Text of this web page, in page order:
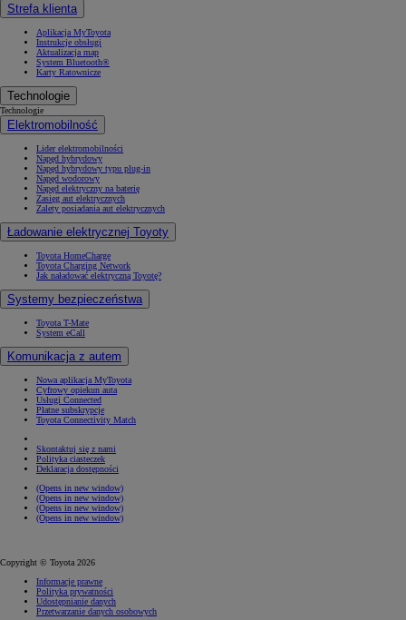
Strefa klienta
Aplikacja MyToyota
Instrukcje obsługi
Aktualizacja map
System Bluetooth®
Karty Ratownicze
Technologie
Technologie
Elektromobilność
Lider elektromobilności
Napęd hybrydowy
Napęd hybrydowy typu plug-in
Napęd wodorowy
Napęd elektryczny na baterię
Zasięg aut elektrycznych
Zalety posiadania aut elektrycznych
Ładowanie elektrycznej Toyoty
Toyota HomeCharge
Toyota Charging Network
Jak naładować elektryczną Toyotę?
Systemy bezpieczeństwa
Toyota T-Mate
System eCall
Komunikacja z autem
Nowa aplikacja MyToyota
Cyfrowy opiekun auta
Usługi Connected
Płatne subskrypcje
Toyota Connectivity Match
Skontaktuj się z nami
Polityka ciasteczek
Deklaracja dostępności
(Opens in new window)
(Opens in new window)
(Opens in new window)
(Opens in new window)
Copyright © Toyota 2026
Informacje prawne
Polityka prywatności
Udostępnianie danych
Przetwarzanie danych osobowych